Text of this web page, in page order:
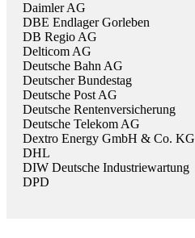
Daimler AG
DBE Endlager Gorleben
DB Regio AG
Delticom AG
Deutsche Bahn AG
Deutscher Bundestag
Deutsche Post AG
Deutsche Rentenversicherung
Deutsche Telekom AG
Dextro Energy GmbH & Co. KG
DHL
DIW Deutsche Industriewartung
DPD